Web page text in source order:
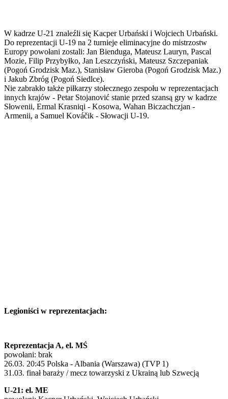
W kadrze U-21 znaleźli się Kacper Urbański i Wojciech Urbański.
Do reprezentacji U-19 na 2 turnieje eliminacyjne do mistrzostw
Europy powołani zostali: Jan Bienduga, Mateusz Lauryn, Pascal
Mozie, Filip Przybyłko, Jan Leszczyński, Mateusz Szczepaniak
(Pogoń Grodzisk Maz.), Stanisław Gieroba (Pogoń Grodzisk Maz.)
i Jakub Zbróg (Pogoń Siedlce).
Nie zabrakło także piłkarzy stołecznego zespołu w reprezentacjach
innych krajów - Petar Stojanović stanie przed szansą gry w kadrze
Słowenii, Ermal Krasniqi - Kosowa, Wahan Biczachczjan -
Armenii, a Samuel Kováčik - Słowacji U-19.
Legioniści w reprezentacjach:
Reprezentacja A, el. MŚ
powołani: brak
26.03. 20:45 Polska - Albania (Warszawa) (TVP 1)
31.03. finał baraży / mecz towarzyski z Ukrainą lub Szwecją
U-21: el. ME